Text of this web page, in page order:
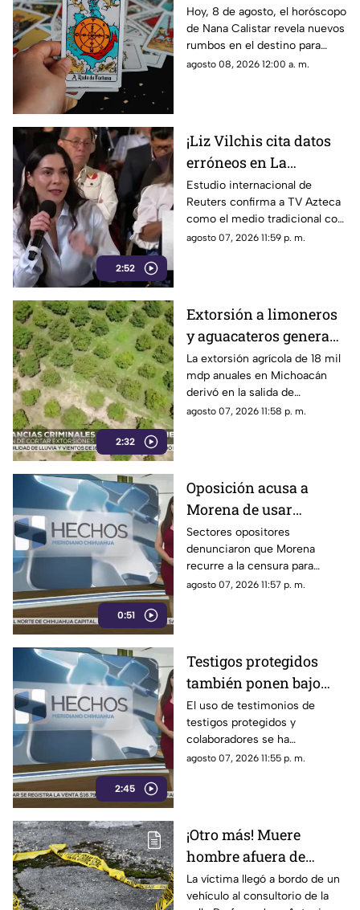
Calistar: ¿Qué te depara
el destino este sábado?
Hoy, 8 de agosto, el horóscopo
de Nana Calistar revela nuevos
rumbos en el destino para
estos signos
agosto 08, 2026 12:00 a. m.
2:52
¡Liz Vilchis cita datos
erróneos en La
Mañanera: Estudio de
Reuters confirma
liderazgo de TV Azteca
en alcance y
Estudio internacional de
Reuters confirma a TV Azteca
como el medio tradicional con
mayor alcance y credibilidad
agosto 07, 2026 11:59 p. m.
2:32
Extorsión a limoneros
y aguacateros genera
pérdidas de 18 mil mdp
en Michoacán
La extorsión agrícola de 18 mil
mdp anuales en Michoacán
derivó en la salida de
inspectores de EE. UU.,
agosto 07, 2026 11:58 p. m.
0:51
Oposición acusa a
Morena de usar
censura para ocultar
seńalamientos de
narcopolítica
Sectores opositores
denunciaron que Morena
recurre a la censura para
imponer su versión oficial y
agosto 07, 2026 11:57 p. m.
2:45
Testigos protegidos
también ponen bajo
presión a políticos en
México; detienen a
exgobernador señalado
por caso Ayotzinapa
El uso de testimonios de
testigos protegidos y
colaboradores se ha
convertido nuevamente en un
ocasiones por integrantes de
la Cuarta Transformación
cuando es utilizado en Estados
Unidos contra presuntos
agosto 07, 2026 11:55 p. m.
¡Otro más! Muere
hombre afuera de
farmacia tras sufrir
una descarga eléctrica
La víctima llegó a bordo de un
vehículo al consultorio de la